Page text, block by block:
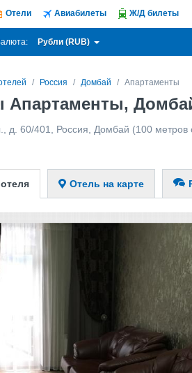
Отели Авиабилеты Ж/Д билеты
Рубли (RUB)
Россия Домбай Апартаменты
Апартаменты,
д. 60/401 Россия Домбай (100 метров
Отель на карте